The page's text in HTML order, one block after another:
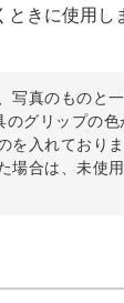
きに使用し
写真のものと
グリップの
を入れており
場合は、未使